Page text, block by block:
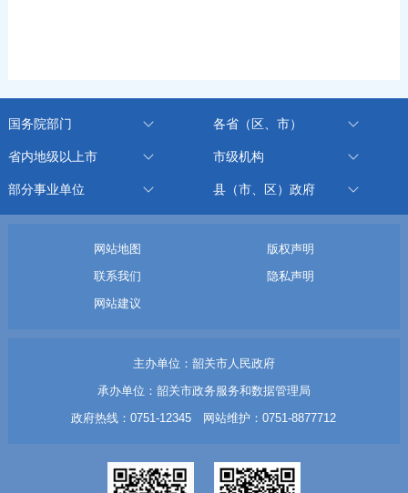
国务院部门 各省（区、市）
省内地级以上市 市级机构
部分事业单位 县（市、区）政府
网站地图
版权声明
联系我们
隐私声明
网站建议
主办单位：韶关市人民政府
承办单位：韶关市政务服务和数据管理局
政府热线：0751-12345 网站维护：0751-8877712